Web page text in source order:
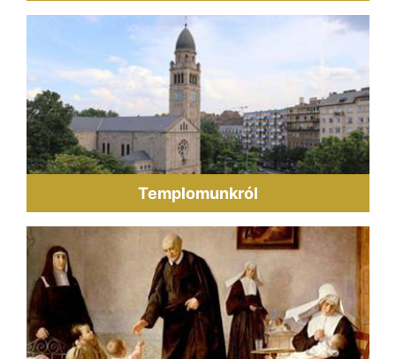
Templomunkról